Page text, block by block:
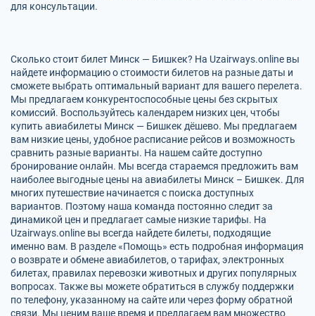
для консультации.
Сколько стоит билет Минск — Бишкек? На Uzairways.online вы
найдете информацию о стоимости билетов на разные даты и
сможете выбрать оптимальный вариант для вашего перелета.
Мы предлагаем конкурентоспособные цены без скрытых
комиссий. Воспользуйтесь календарем низких цен, чтобы
купить авиабилеты Минск — Бишкек дёшево. Мы предлагаем
вам низкие цены, удобное расписание рейсов и возможность
сравнить разные варианты. На нашем сайте доступно
бронирование онлайн. Мы всегда стараемся предложить вам
наиболее выгодные цены на авиабилеты Минск – Бишкек. Для
многих путешествие начинается с поиска доступных
вариантов. Поэтому наша команда постоянно следит за
динамикой цен и предлагает самые низкие тарифы. На
Uzairways.online вы всегда найдете билеты, подходящие
именно вам. В разделе «Помощь» есть подробная информация
о возврате и обмене авиабилетов, о тарифах, электронных
билетах, правилах перевозки животных и других популярных
вопросах. Также вы можете обратиться в службу поддержки
по телефону, указанному на сайте или через форму обратной
связи. Мы ценим ваше время и предлагаем вам множество